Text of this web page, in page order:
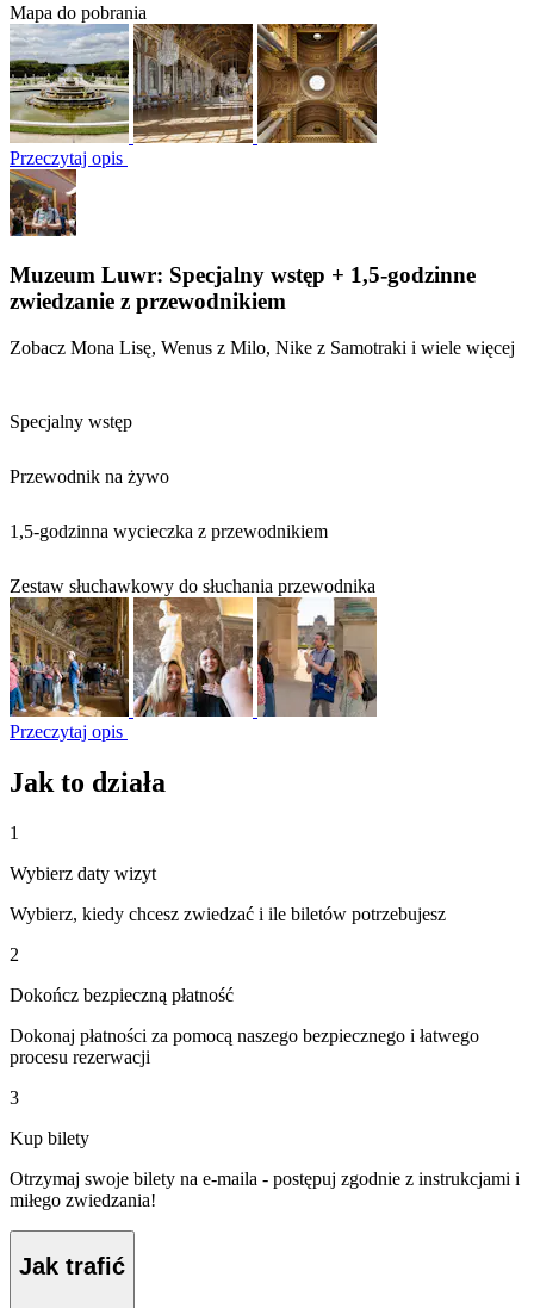
Mapa do pobrania
Przeczytaj opis
Muzeum Luwr: Specjalny wstęp + 1,5-godzinne
zwiedzanie z przewodnikiem
Zobacz Mona Lisę, Wenus z Milo, Nike z Samotraki i wiele więcej
Specjalny wstęp
Przewodnik na żywo
1,5-godzinna wycieczka z przewodnikiem
Zestaw słuchawkowy do słuchania przewodnika
Przeczytaj opis
Jak to działa
1
Wybierz daty wizyt
Wybierz, kiedy chcesz zwiedzać i ile biletów potrzebujesz
2
Dokończ bezpieczną płatność
Dokonaj płatności za pomocą naszego bezpiecznego i łatwego
procesu rezerwacji
3
Kup bilety
Otrzymaj swoje bilety na e-maila - postępuj zgodnie z instrukcjami i
miłego zwiedzania!
Jak trafić